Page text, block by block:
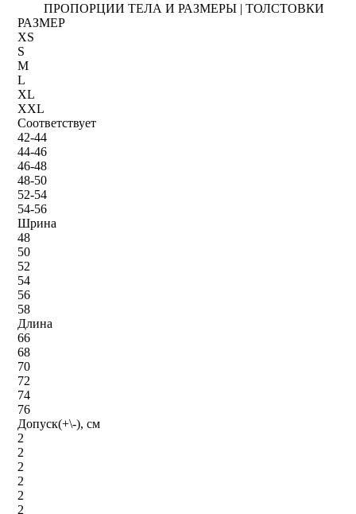
ПРОПОРЦИИ ТЕЛА И РАЗМЕРЫ | ТОЛСТОВКИ
РАЗМЕР
XS
S
M
L
XL
XXL
Соответствует
42-44
44-46
46-48
48-50
52-54
54-56
Шрина
48
50
52
54
56
58
Длина
66
68
70
72
74
76
Допуск(+\-), см
2
2
2
2
2
2